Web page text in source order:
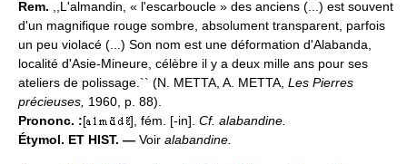
Rem. ,,L'almandin, « l'escarboucle » des anciens (...) est souvent
d'un magnifique rouge sombre, absolument transparent, parfois
un peu violacé (...) Son nom est une déformation d'Alabanda,
localité d'Asie-Mineure, célèbre il y a deux mille ans pour ses
ateliers de polissage.`` (N. METTA, A. METTA, Les Pierres
précieuses, 1960, p. 88).
Prononc. :[ ], fém. [-in]. Cf. alabandine.
Étymol. ET HIST. — Voir alabandine.